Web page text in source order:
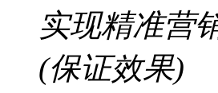
实现精准营
(保证效果)